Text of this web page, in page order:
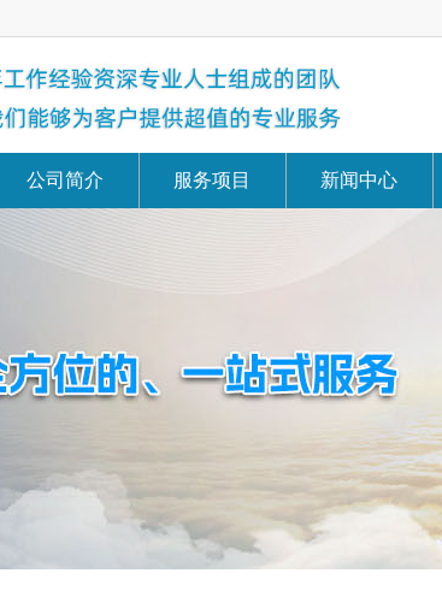
公司简介 服务项目 新闻中心